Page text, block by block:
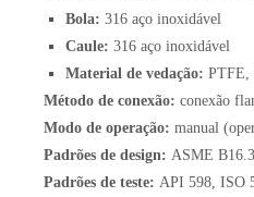
Bola: 316 aço inoxidável
Caule: 316 aço inoxidável
Material de vedação: PTFE,
Método de conexão: conexão
Modo de operação: manual
Padrões de design: ASME
Padrões de teste: API 598, ISO